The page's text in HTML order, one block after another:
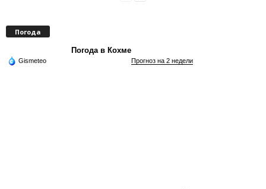
Погода
Погода в Кохме
Gismeteo Прогноз на 2 недели